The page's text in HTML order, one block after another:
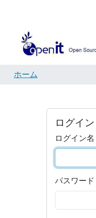
ホーム
ログイン
ログイン名
パスワード